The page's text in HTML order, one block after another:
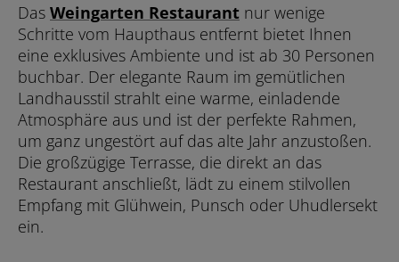
Das Weingarten Restaurant nur wenige
Schritte vom Haupthaus entfernt bietet Ihnen
eine exklusives Ambiente und ist ab 30 Personen
buchbar. Der elegante Raum im gemütlichen
Landhausstil strahlt eine warme, einladende
Atmosphäre aus und ist der perfekte Rahmen,
um ganz ungestört auf das alte Jahr anzustoßen.
Die großzügige Terrasse, die direkt an das
Restaurant anschließt, lädt zu einem stilvollen
Empfang mit Glühwein, Punsch oder Uhudlersekt
ein.